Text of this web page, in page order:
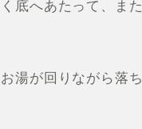
底へあたって、また
湯が回りながら落ち